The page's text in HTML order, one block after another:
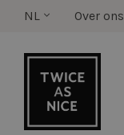
NL Over ons